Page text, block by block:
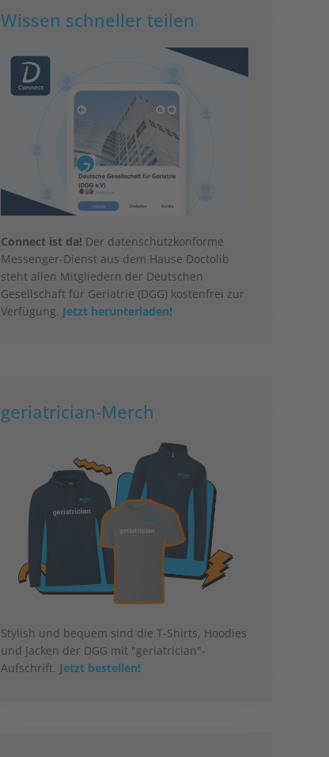
Wissen schneller teilen
Connect ist da! Der datenschutzkonforme
Messenger-Dienst aus dem Hause Doctolib
steht allen Mitgliedern der Deutschen
Gesellschaft für Geriatrie (DGG) kostenfrei zur
Verfügung. Jetzt herunterladen!
geriatrician-Merch
Stylish und bequem sind die T-Shirts, Hoodies
und Jacken der DGG mit "geriatrician"-
Aufschrift. Jetzt bestellen!